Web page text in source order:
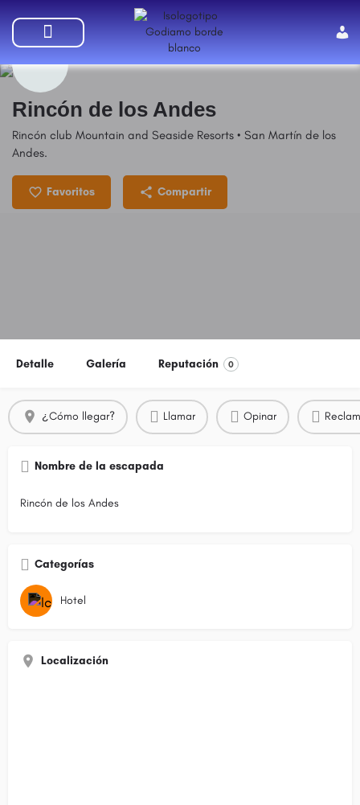
Rincón de los Andes
Rincón club Mountain and Seaside Resorts • San Martín de los
Andes.
Favoritos Compartir
Detalle Galería Reputación 0
¿Cómo llegar? Llamar Opinar
Nombre de la escapada
Rincón de los Andes
Categorías
Hotel
Localización